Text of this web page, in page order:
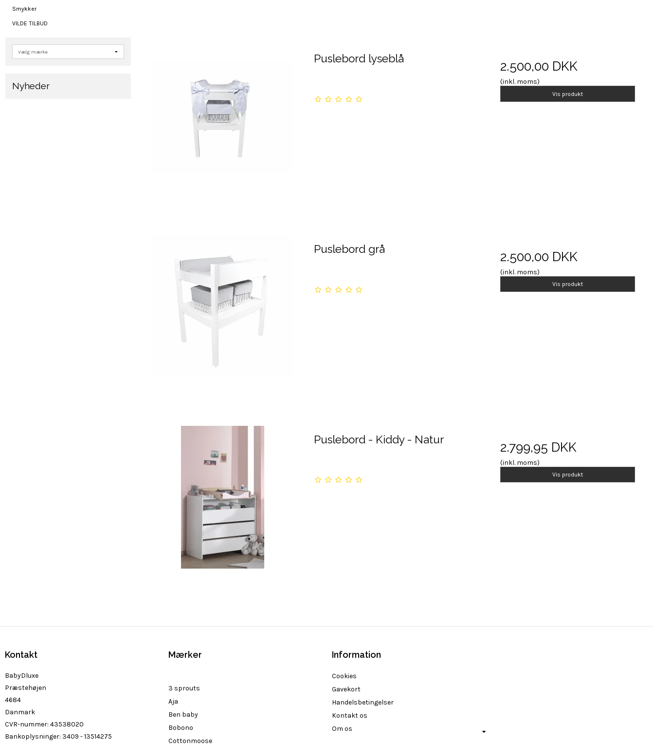
Smykker
VILDE TILBUD
Nyheder
Puslebord lyseblå 2.500,00 DKK
(inkl. moms)
Vis produkt
Puslebord grå 2.500,00 DKK
(inkl. moms)
Vis produkt
Puslebord - Kiddy - Natur 2.799,95 DKK
(inkl. moms)
Vis produkt
Kontakt
BabyDluxe
Præstehøjen
4684
Danmark
CVR-nummer: 43538020
Bankoplysninger: 3409 - 13514275
Mærker
3 sprouts
Aja
Ben baby
Bobono
Cottonmoose
Information
Cookies
Gavekort
Handelsbetingelser
Kontakt os
Om os